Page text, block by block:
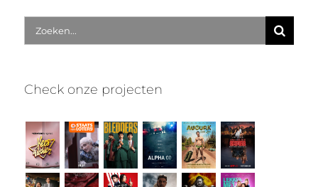
Zoek
naar:
Check onze projecten